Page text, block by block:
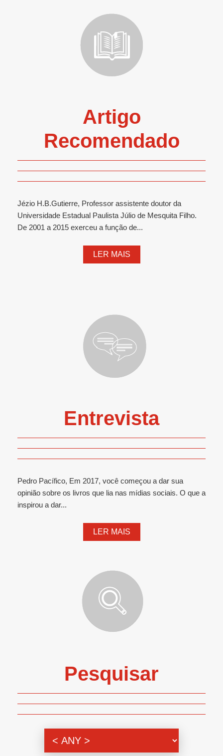
Artigo
Recomendado
Jézio H.B.Gutierre, Professor assistente doutor da
Universidade Estadual Paulista Júlio de Mesquita Filho.
De 2001 a 2015 exerceu a função de...
LER MAIS
Entrevista
Pedro Pacífico, Em 2017, você começou a dar sua
opinião sobre os livros que lia nas mídias sociais. O que a
inspirou a dar...
LER MAIS
Pesquisar